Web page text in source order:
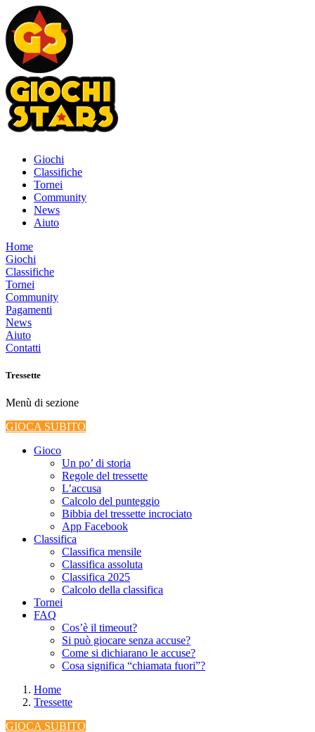
Giochi
Classifiche
Tornei
Community
News
Aiuto
Home
Giochi
Classifiche
Tornei
Community
Pagamenti
News
Aiuto
Contatti
Tressette
Menù di sezione
GIOCA SUBITO
Gioco
Un po’ di storia
Regole del tressette
L’accusa
Calcolo del punteggio
Bibbia del tressette incrociato
App Facebook
Classifica
Classifica mensile
Classifica assoluta
Classifica 2025
Calcolo della classifica
Tornei
FAQ
Cos’è il timeout?
Si può giocare senza accuse?
Come si dichiarano le accuse?
Cosa significa “chiamata fuori”?
Home
Tressette
GIOCA SUBITO